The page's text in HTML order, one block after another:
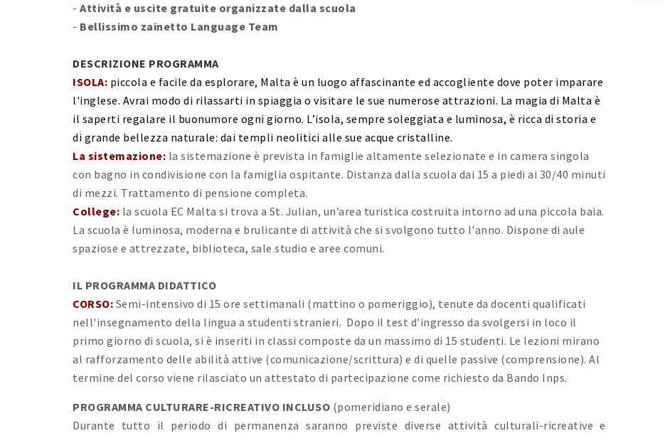
- Attività e uscite gratuite organizzate dalla scuola
- Bellissimo zainetto Language Team
DESCRIZIONE PROGRAMMA
ISOLA: piccola e facile da esplorare, Malta è un luogo affascinante ed accogliente dove poter imparare
l'inglese. Avrai modo di rilassarti in spiaggia o visitare le sue numerose attrazioni. La magia di Malta è
il saperti regalare il buonumore ogni giorno. L’isola, sempre soleggiata e luminosa, è ricca di storia e
di grande bellezza naturale: dai templi neolitici alle sue acque cristalline.
La sistemazione: la sistemazione è prevista in famiglie altamente selezionate e in camera singola
con bagno in condivisione con la famiglia ospitante. Distanza dalla scuola dai 15 a piedi ai 30/40 minuti
di mezzi. Trattamento di pensione completa.
College: la scuola EC Malta si trova a St. Julian, un’area turistica costruita intorno ad una piccola baia.
La scuola è luminosa, moderna e brulicante di attività che si svolgono tutto l'anno. Dispone di aule
spaziose e attrezzate, biblioteca, sale studio e aree comuni.
IL PROGRAMMA DIDATTICO
CORSO: Semi-intensivo di 15 ore settimanali (mattino o pomeriggio), tenute da docenti qualificati
nell'insegnamento della lingua a studenti stranieri. Dopo il test d'ingresso da svolgersi in loco il
primo giorno di scuola, si è inseriti in classi composte da un massimo di 15 studenti. Le lezioni mirano
al rafforzamento delle abilità attive (comunicazione/scrittura) e di quelle passive (comprensione). Al
termine del corso viene rilasciato un attestato di partecipazione come richiesto da Bando Inps.
PROGRAMMA CULTURARE-RICREATIVO INCLUSO (pomeridiano e serale)
Durante tutto il periodo di permanenza saranno previste diverse attività culturali-ricreative e